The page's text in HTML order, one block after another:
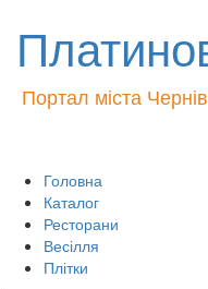
Портал міста
Головна
Каталог
Ресторани
Весілля
Плітки